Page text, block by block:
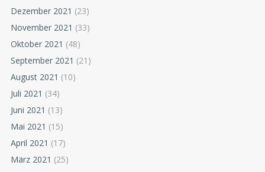
Dezember 2021 (23)
November 2021 (33)
Oktober 2021 (48)
September 2021 (21)
August 2021 (10)
Juli 2021 (34)
Juni 2021 (13)
Mai 2021 (15)
April 2021 (17)
März 2021 (25)